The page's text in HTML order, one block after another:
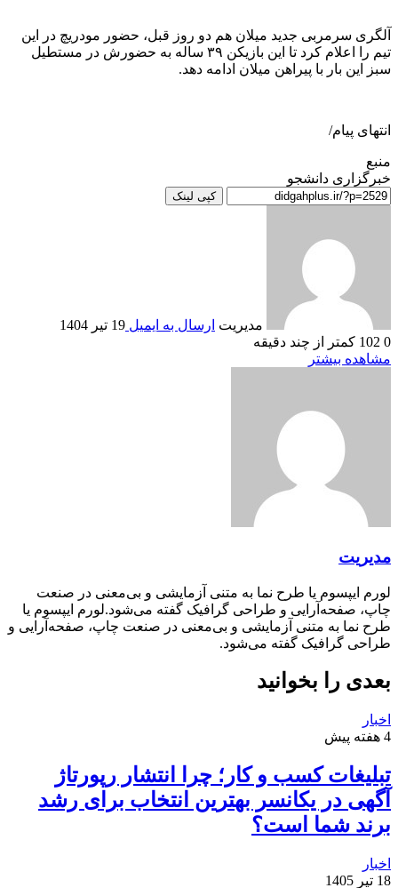
آلگری سرمربی جدید میلان هم دو روز قبل، حضور مودریچ در این
تیم را اعلام کرد تا این بازیکن ۳۹ ساله به حضورش در مستطیل
سبز این بار با پیراهن میلان ادامه دهد.
انتهای پیام/
منبع
خبرگزاری دانشجو
کپی لینک
مدیریت ارسال به ایمیل 19 تیر 1404
0
کمتر از چند دقیقه
مشاهده بیشتر
مدیریت
لورم ایپسوم یا طرح‌ نما به متنی آزمایشی و بی‌معنی در صنعت
چاپ، صفحه‌آرایی و طراحی گرافیک گفته می‌شود.لورم ایپسوم یا
طرح‌ نما به متنی آزمایشی و بی‌معنی در صنعت چاپ، صفحه‌آرایی و
طراحی گرافیک گفته می‌شود.
بعدی را بخوانید
اخبار
4 هفته پیش
تبلیغات کسب و کار؛ چرا انتشار رپورتاژ
آگهی در یکانسر بهترین انتخاب برای رشد
برند شما است؟
اخبار
18 تیر 1405